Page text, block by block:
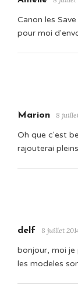
Canon les
pour moi
Marion 8
Oh que c'est
rajouterai
delf 8 juillet
bonjour, moi je
les modeles